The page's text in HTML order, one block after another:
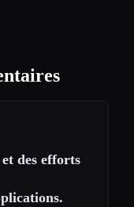
des efforts